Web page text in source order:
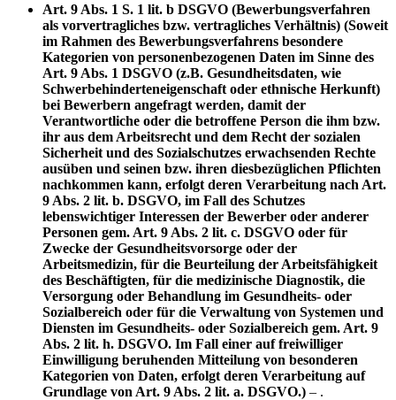
Art. 9 Abs. 1 S. 1 lit. b DSGVO (Bewerbungsverfahren
als vorvertragliches bzw. vertragliches Verhältnis) (Soweit
im Rahmen des Bewerbungsverfahrens besondere
Kategorien von personenbezogenen Daten im Sinne des
Art. 9 Abs. 1 DSGVO (z.B. Gesundheitsdaten, wie
Schwerbehinderteneigenschaft oder ethnische Herkunft)
bei Bewerbern angefragt werden, damit der
Verantwortliche oder die betroffene Person die ihm bzw.
ihr aus dem Arbeitsrecht und dem Recht der sozialen
Sicherheit und des Sozialschutzes erwachsenden Rechte
ausüben und seinen bzw. ihren diesbezüglichen Pflichten
nachkommen kann, erfolgt deren Verarbeitung nach Art.
9 Abs. 2 lit. b. DSGVO, im Fall des Schutzes
lebenswichtiger Interessen der Bewerber oder anderer
Personen gem. Art. 9 Abs. 2 lit. c. DSGVO oder für
Zwecke der Gesundheitsvorsorge oder der
Arbeitsmedizin, für die Beurteilung der Arbeitsfähigkeit
des Beschäftigten, für die medizinische Diagnostik, die
Versorgung oder Behandlung im Gesundheits- oder
Sozialbereich oder für die Verwaltung von Systemen und
Diensten im Gesundheits- oder Sozialbereich gem. Art. 9
Abs. 2 lit. h. DSGVO. Im Fall einer auf freiwilliger
Einwilligung beruhenden Mitteilung von besonderen
Kategorien von Daten, erfolgt deren Verarbeitung auf
Grundlage von Art. 9 Abs. 2 lit. a. DSGVO.) – .